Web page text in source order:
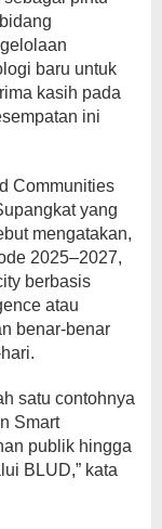
baru untuk
kasih pada
ini
Communities
yang
mengatakan,
2025–2027,
berbasis
atau
benar-benar
satu contohnya
Smart
publik hingga
BLUD,” kata